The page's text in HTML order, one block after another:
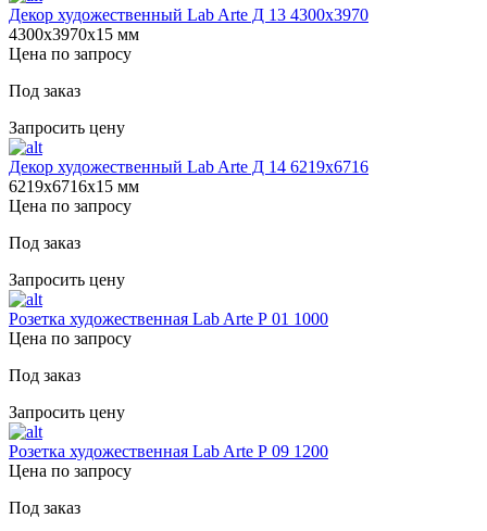
Декор художественный Lab Arte Д 13 4300х3970
4300х3970х15 мм
Цена по запросу
Под заказ
Запросить цену
Декор художественный Lab Arte Д 14 6219х6716
6219х6716х15 мм
Цена по запросу
Под заказ
Запросить цену
Розетка художественная Lab Arte Р 01 1000
Цена по запросу
Под заказ
Запросить цену
Розетка художественная Lab Arte Р 09 1200
Цена по запросу
Под заказ